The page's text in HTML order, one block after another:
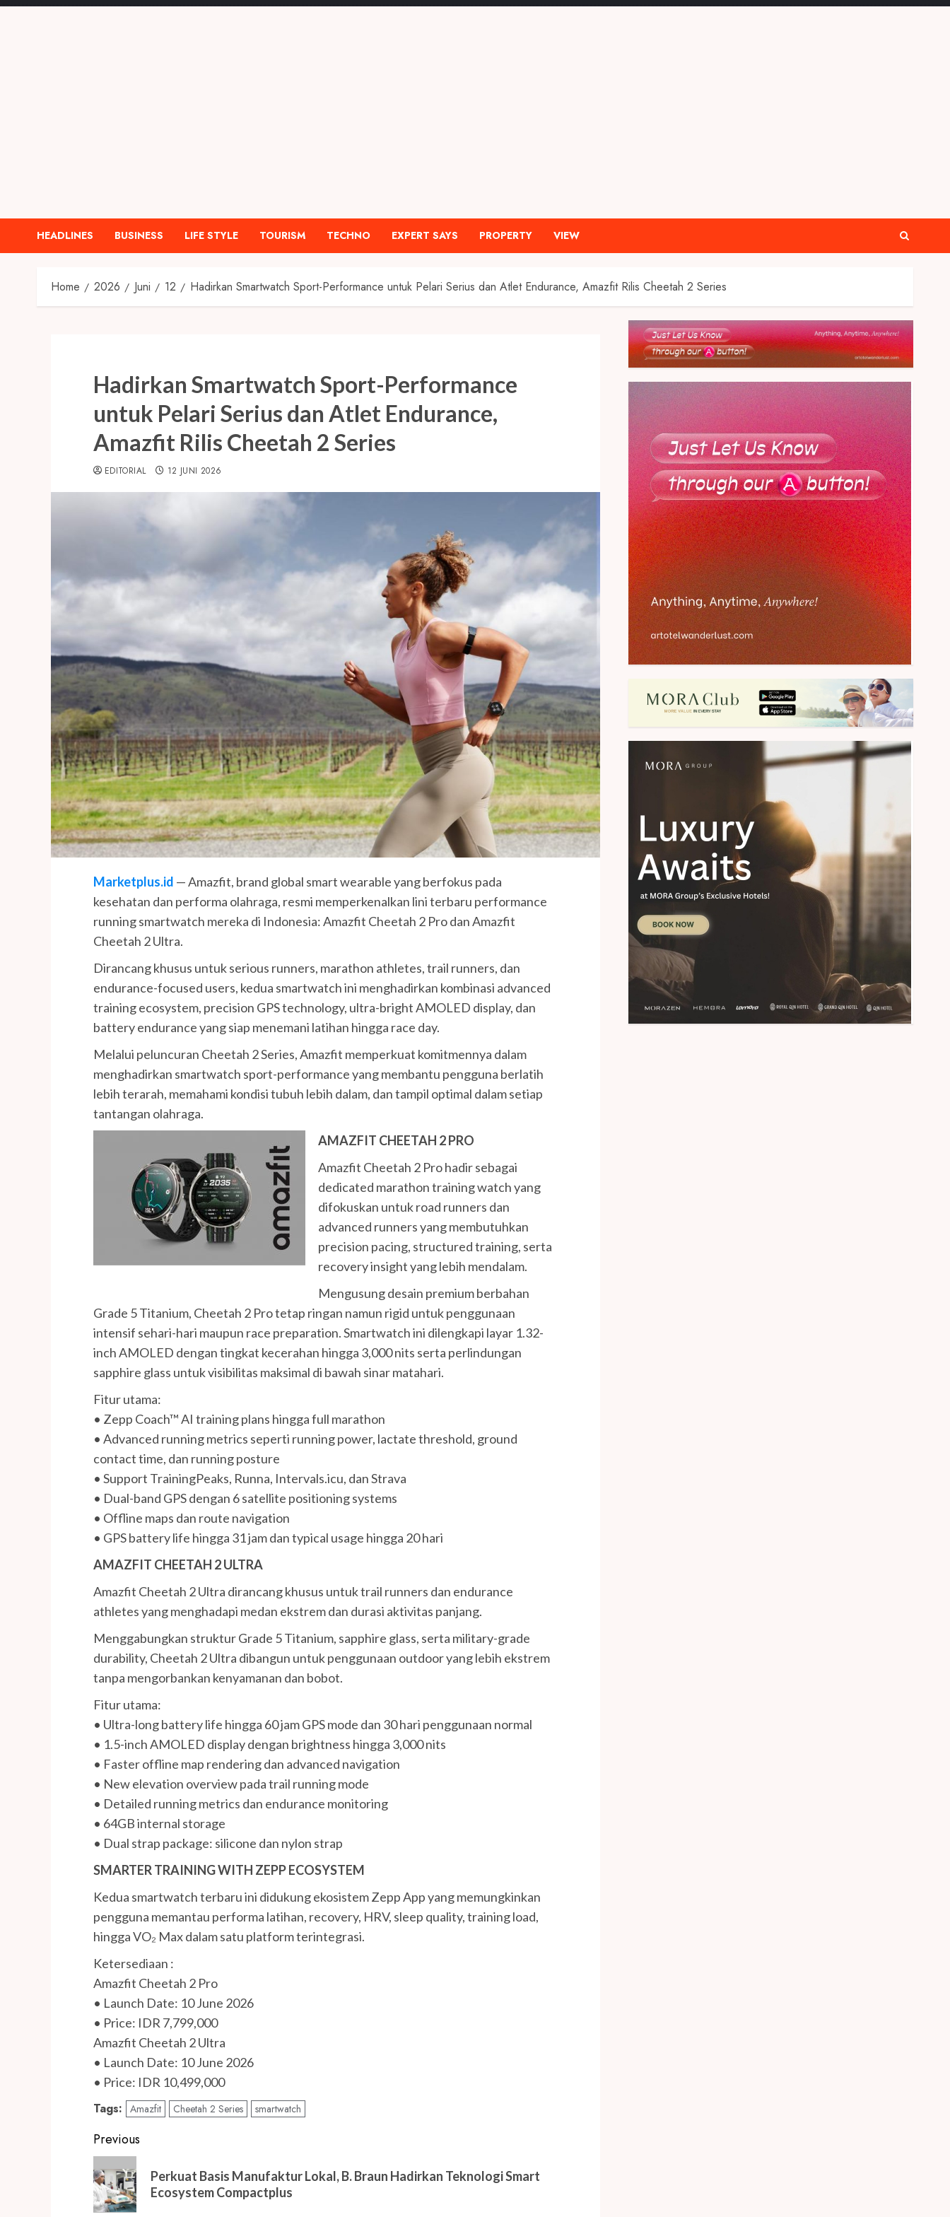
HEADLINES BUSINESS LIFE STYLE TOURISM TECHNO EXPERT SAYS PROPERTY VIEW
Home 2026 Juni 12 Hadirkan Smartwatch Sport-Performance untuk Pelari Serius dan Atlet Endurance, Amazfit Rilis Cheetah 2 Series
Hadirkan Smartwatch Sport-Performance
untuk Pelari Serius dan Atlet Endurance,
Amazfit Rilis Cheetah 2 Series
EDITORIAL 12 JUNI 2026
Marketplus.id — Amazfit, brand global smart wearable yang berfokus pada
kesehatan dan performa olahraga, resmi memperkenalkan lini terbaru performance
running smartwatch mereka di Indonesia: Amazfit Cheetah 2 Pro dan Amazfit
Cheetah 2 Ultra.
Dirancang khusus untuk serious runners, marathon athletes, trail runners, dan
endurance-focused users, kedua smartwatch ini menghadirkan kombinasi advanced
training ecosystem, precision GPS technology, ultra-bright AMOLED display, dan
battery endurance yang siap menemani latihan hingga race day.
Melalui peluncuran Cheetah 2 Series, Amazfit memperkuat komitmennya dalam
menghadirkan smartwatch sport-performance yang membantu pengguna berlatih
lebih terarah, memahami kondisi tubuh lebih dalam, dan tampil optimal dalam setiap
tantangan olahraga.
AMAZFIT CHEETAH 2 PRO
Amazfit Cheetah 2 Pro hadir sebagai
dedicated marathon training watch yang
difokuskan untuk road runners dan
advanced runners yang membutuhkan
precision pacing, structured training, serta
recovery insight yang lebih mendalam.
Mengusung desain premium berbahan
Grade 5 Titanium, Cheetah 2 Pro tetap ringan namun rigid untuk penggunaan
intensif sehari-hari maupun race preparation. Smartwatch ini dilengkapi layar 1.32-
inch AMOLED dengan tingkat kecerahan hingga 3,000 nits serta perlindungan
sapphire glass untuk visibilitas maksimal di bawah sinar matahari.
Fitur utama:
• Zepp Coach™ AI training plans hingga full marathon
• Advanced running metrics seperti running power, lactate threshold, ground
contact time, dan running posture
• Support TrainingPeaks, Runna, Intervals.icu, dan Strava
• Dual-band GPS dengan 6 satellite positioning systems
• Offline maps dan route navigation
• GPS battery life hingga 31 jam dan typical usage hingga 20 hari
AMAZFIT CHEETAH 2 ULTRA
Amazfit Cheetah 2 Ultra dirancang khusus untuk trail runners dan endurance
athletes yang menghadapi medan ekstrem dan durasi aktivitas panjang.
Menggabungkan struktur Grade 5 Titanium, sapphire glass, serta military-grade
durability, Cheetah 2 Ultra dibangun untuk penggunaan outdoor yang lebih ekstrem
tanpa mengorbankan kenyamanan dan bobot.
Fitur utama:
• Ultra-long battery life hingga 60 jam GPS mode dan 30 hari penggunaan normal
• 1.5-inch AMOLED display dengan brightness hingga 3,000 nits
• Faster offline map rendering dan advanced navigation
• New elevation overview pada trail running mode
• Detailed running metrics dan endurance monitoring
• 64GB internal storage
• Dual strap package: silicone dan nylon strap
SMARTER TRAINING WITH ZEPP ECOSYSTEM
Kedua smartwatch terbaru ini didukung ekosistem Zepp App yang memungkinkan
pengguna memantau performa latihan, recovery, HRV, sleep quality, training load,
hingga VO₂ Max dalam satu platform terintegrasi.
Ketersediaan :
Amazfit Cheetah 2 Pro
• Launch Date: 10 June 2026
• Price: IDR 7,799,000
Amazfit Cheetah 2 Ultra
• Launch Date: 10 June 2026
• Price: IDR 10,499,000
Tags: Amazfit Cheetah 2 Series smartwatch
Post
navigation
Previous
Previous
post:
Perkuat Basis Manufaktur Lokal, B. Braun Hadirkan Teknologi Smart
Ecosystem Compactplus